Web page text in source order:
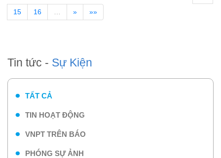
15 16 … » »»
Tin tức - Sự Kiện
TẤT CẢ
TIN HOẠT ĐỘNG
VNPT TRÊN BÁO
PHÓNG SỰ ẢNH